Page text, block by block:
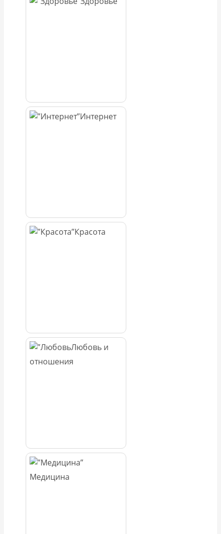
Интернет
Красота
Любовь и
отношения
Медицина